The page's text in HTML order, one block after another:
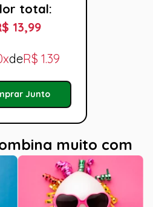
total:
13,99
deR$ 1.39
Junto
muito com